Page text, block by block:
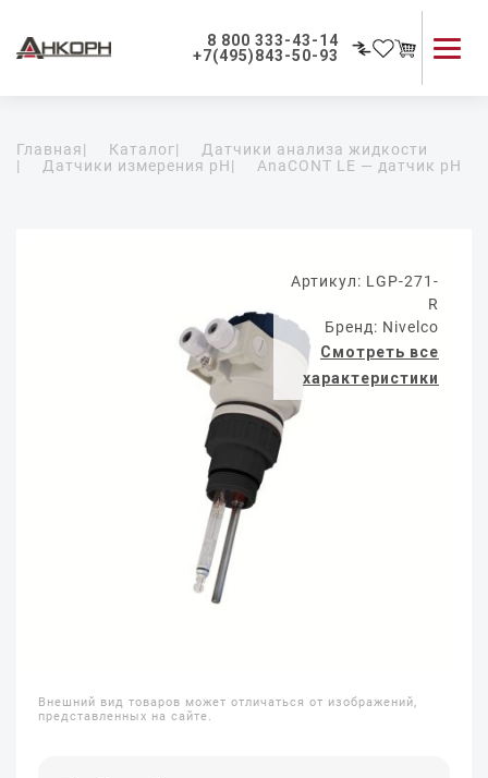
8 800 333-43-14
+7(495)843-50-93
Применение приборов
Главная| Каталог|
Датчики анализа жидкости
|
Датчики измерения pH| AnaCONT LE — датчик pH
Артикул: LGP-271-
R
Бренд: Nivelco
Смотреть все
характеристики
Внешний вид товаров может отличаться от изображений,
представленных на сайте.